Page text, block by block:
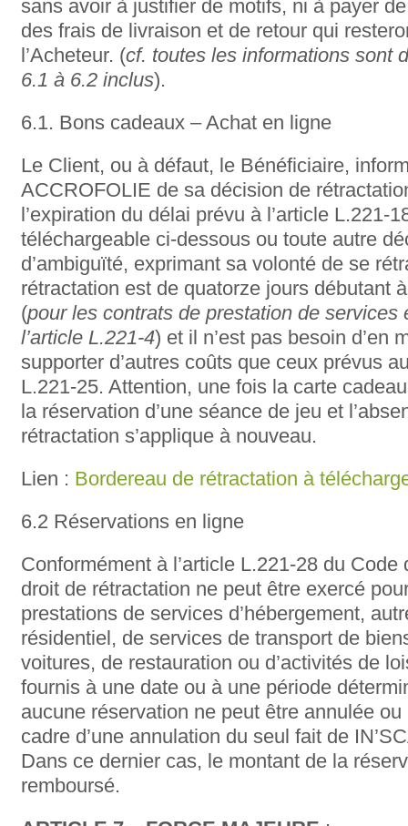
sans avoir à justifier de motifs, ni à payer
des frais de livraison et de retour qui
l’Acheteur. (cf. toutes les informations sont
6.1 à 6.2 inclus).
6.1. Bons cadeaux – Achat en ligne
Le Client, ou à défaut, le Bénéficiaire,
ACCROFOLIE de sa décision de
l’expiration du délai prévu à l’article L.221-
téléchargeable ci-dessous ou toute autre
d’ambiguïté, exprimant sa volonté de se
rétractation est de quatorze jours débutant
(pour les contrats de prestation de services
l’article L.221-4) et il n’est pas besoin d’en
supporter d’autres coûts que ceux prévus
L.221-25. Attention, une fois la carte
la réservation d’une séance de jeu et
rétractation s’applique à nouveau.
Lien : Bordereau de rétractation à
6.2 Réservations en ligne
Conformément à l’article L.221-28 du
droit de rétractation ne peut être exercé
prestations de services d’hébergement,
résidentiel, de services de transport de
voitures, de restauration ou d’activités de
fournis à une date ou à une période
aucune réservation ne peut être annulée
cadre d’une annulation du seul fait de
Dans ce dernier cas, le montant de la
remboursé.